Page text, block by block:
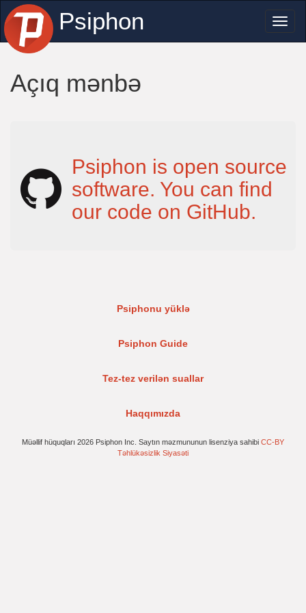
Psiphon
Açıq mənbə
Psiphon is open source
software. You can find
our code on GitHub.
Psiphonu yüklə
Psiphon Guide
Tez-tez verilən suallar
Haqqımızda
Müəllif hüquqları 2026 Psiphon Inc. Saytın məzmununun lisenziya sahibi CC-BY
Təhlükəsizlik Siyasəti